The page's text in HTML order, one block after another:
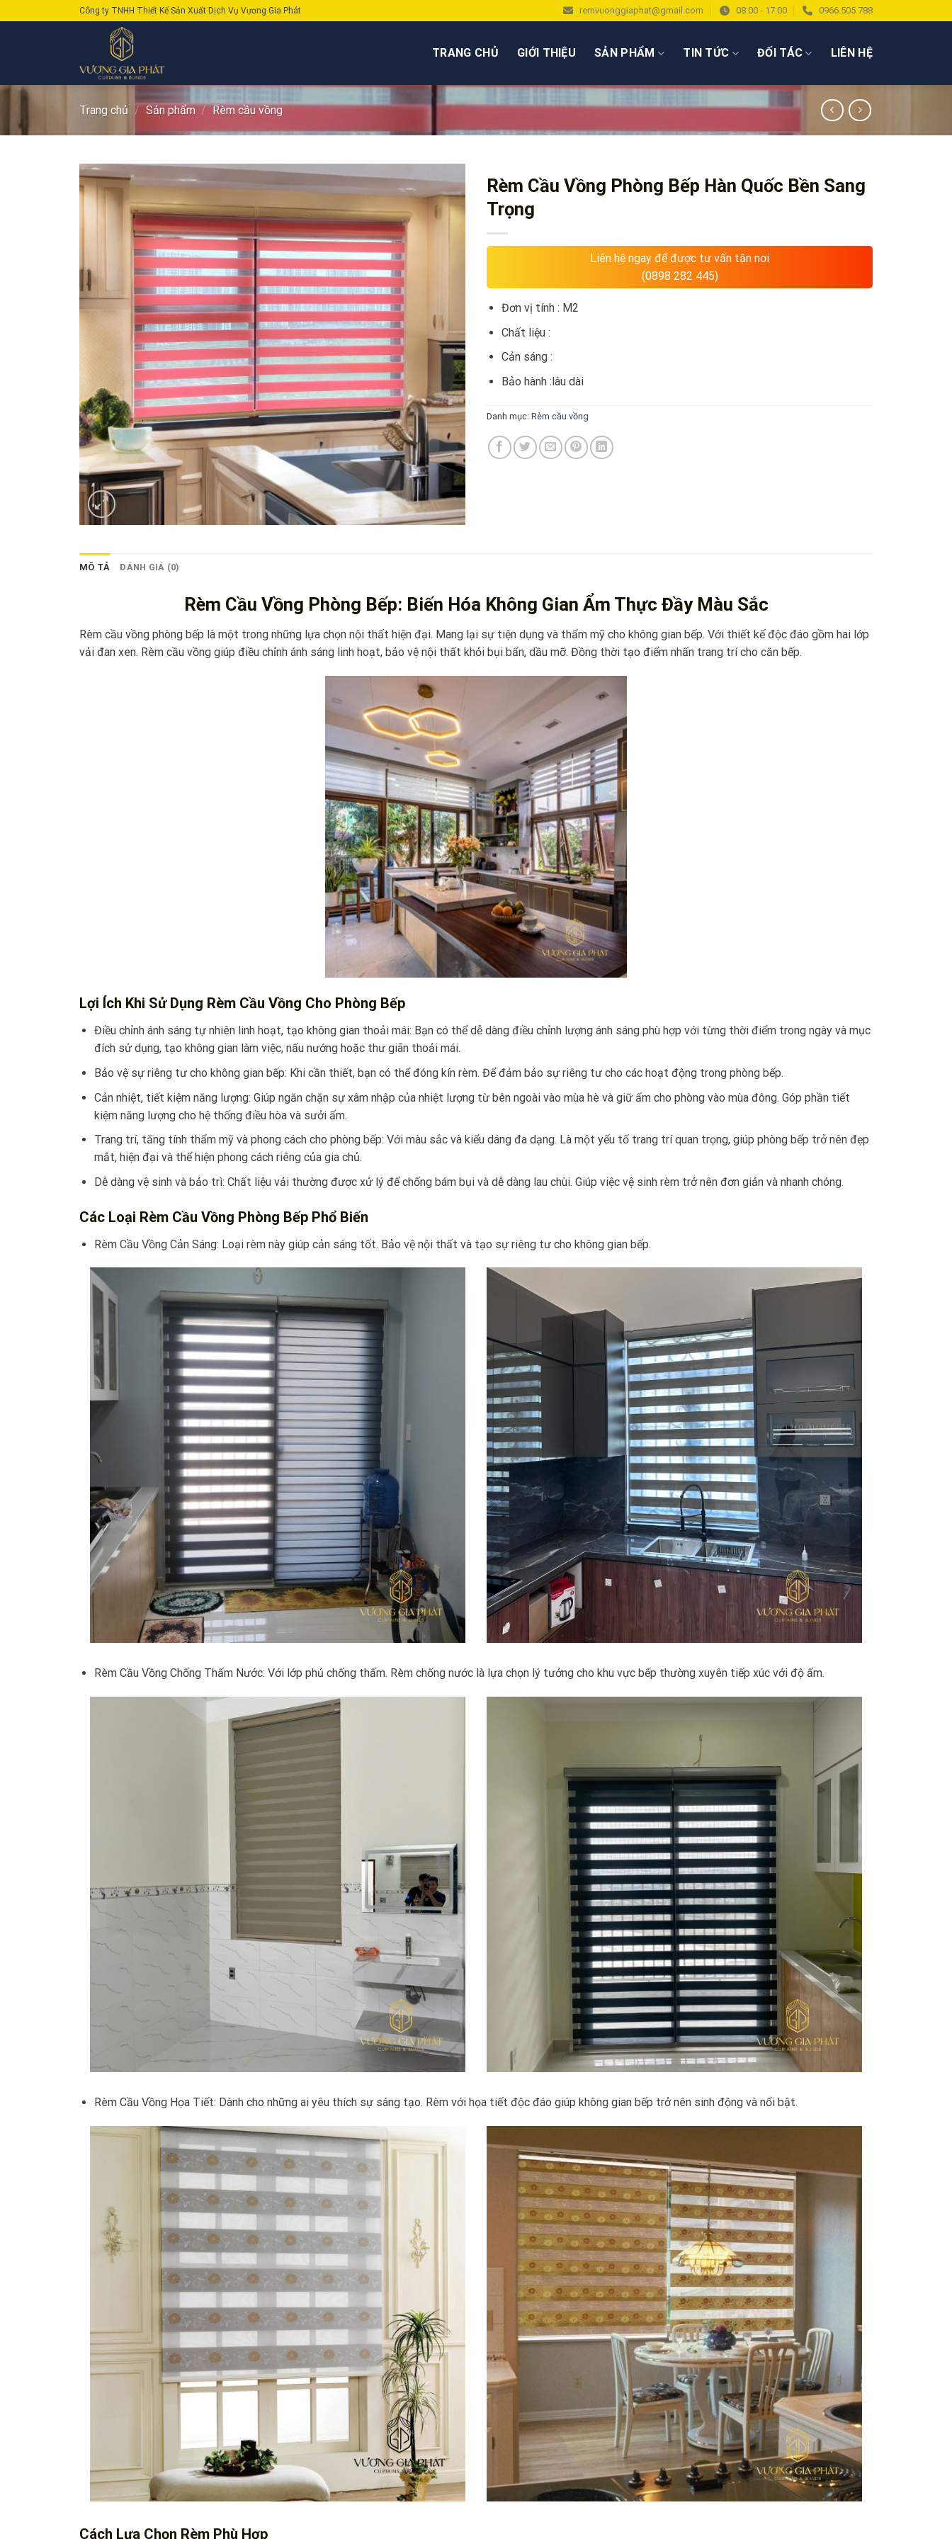
to
Công ty TNHH Thiết Kế Sản Xuất Dịch Vụ Vương Gia Phát remvuonggiaphat@gmail.com 08:00 - 17:00 0966.505.788
TRANG CHỦ GIỚI THIỆU SẢN PHẨM TIN TỨC ĐỐI TÁC LIÊN HỆ
Trang chủ / Sản phẩm / Rèm cầu vồng
Rèm Cầu Vồng Phòng Bếp Hàn Quốc Bền Sang
Trọng
Liên hệ ngay để được tư vấn tận nơi
(0898 282 445)
Đơn vị tính : M2
Chất liệu :
Cản sáng :
Bảo hành :lâu dài
Danh mục: Rèm cầu vồng
MÔ TẢ ĐÁNH GIÁ (0)
Rèm Cầu Vồng Phòng Bếp: Biến Hóa Không Gian Ẩm Thực Đầy Màu Sắc
Rèm cầu vồng phòng bếp là một trong những lựa chọn nội thất hiện đại. Mang lại sự tiện dụng và thẩm mỹ cho không gian bếp. Với thiết kế độc đáo gồm hai lớp
vải đan xen. Rèm cầu vồng giúp điều chỉnh ánh sáng linh hoạt, bảo vệ nội thất khỏi bụi bẩn, dầu mỡ. Đồng thời tạo điểm nhấn trang trí cho căn bếp.
Lợi Ích Khi Sử Dụng Rèm Cầu Vồng Cho Phòng Bếp
Điều chỉnh ánh sáng tự nhiên linh hoạt, tạo không gian thoải mái: Bạn có thể dễ dàng điều chỉnh lượng ánh sáng phù hợp với từng thời điểm trong ngày và mục
đích sử dụng, tạo không gian làm việc, nấu nướng hoặc thư giãn thoải mái.
Bảo vệ sự riêng tư cho không gian bếp: Khi cần thiết, bạn có thể đóng kín rèm. Để đảm bảo sự riêng tư cho các hoạt động trong phòng bếp.
Cản nhiệt, tiết kiệm năng lượng: Giúp ngăn chặn sự xâm nhập của nhiệt lượng từ bên ngoài vào mùa hè và giữ ấm cho phòng vào mùa đông. Góp phần tiết
kiệm năng lượng cho hệ thống điều hòa và sưởi ấm.
Trang trí, tăng tính thẩm mỹ và phong cách cho phòng bếp: Với màu sắc và kiểu dáng đa dạng. Là một yếu tố trang trí quan trọng, giúp phòng bếp trở nên đẹp
mắt, hiện đại và thể hiện phong cách riêng của gia chủ.
Dễ dàng vệ sinh và bảo trì: Chất liệu vải thường được xử lý để chống bám bụi và dễ dàng lau chùi. Giúp việc vệ sinh rèm trở nên đơn giản và nhanh chóng.
Các Loại Rèm Cầu Vồng Phòng Bếp Phổ Biến
Rèm Cầu Vồng Cản Sáng: Loại rèm này giúp cản sáng tốt. Bảo vệ nội thất và tạo sự riêng tư cho không gian bếp.
Rèm Cầu Vồng Chống Thấm Nước: Với lớp phủ chống thấm. Rèm chống nước là lựa chọn lý tưởng cho khu vực bếp thường xuyên tiếp xúc với độ ẩm.
Rèm Cầu Vồng Họa Tiết: Dành cho những ai yêu thích sự sáng tạo. Rèm với họa tiết độc đáo giúp không gian bếp trở nên sinh động và nổi bật.
Cách Lựa Chọn Rèm Phù Hợp